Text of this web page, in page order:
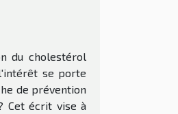
du cholestérol
se porte
de prévention
Cet écrit vise à